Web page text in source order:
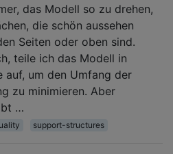
das Modell so zu drehen,
die schön aussehen
Seiten oder oben sind.
teile ich das Modell in
auf, um den Umfang der
zu minimieren. Aber
…
support-structures